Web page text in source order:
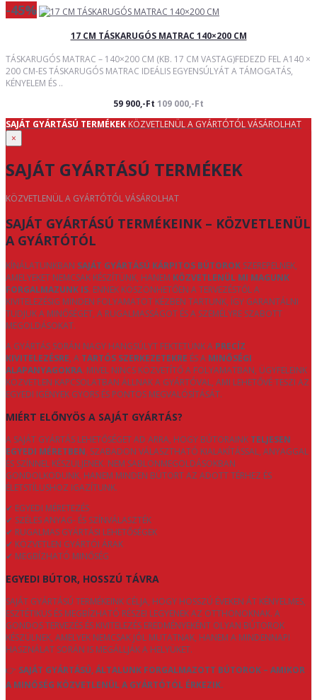
-45%
17 CM TÁSKARUGÓS MATRAC 140×200 CM
TÁSKARUGÓS MATRAC – 140×200 CM (KB. 17 CM VASTAG)FEDEZD FEL A140 ×
200 CM-ES TÁSKARUGÓS MATRAC IDEÁLIS EGYENSÚLYÁT A TÁMOGATÁS,
KÉNYELEM ÉS ..
59 900,-Ft 109 000,-Ft
SAJÁT GYÁRTÁSÚ TERMÉKEK KÖZVETLENÜL A GYÁRTÓTÓL VÁSÁROLHAT
×
SAJÁT GYÁRTÁSÚ TERMÉKEK
KÖZVETLENÜL A GYÁRTÓTÓL VÁSÁROLHAT
SAJÁT GYÁRTÁSÚ TERMÉKEINK – KÖZVETLENÜL
A GYÁRTÓTÓL
KÍNÁLATUNKBAN SAJÁT GYÁRTÁSÚ KÁRPITOS BÚTOROK SZEREPELNEK,
AMELYEKET NEMCSAK KÉSZÍTÜNK, HANEM KÖZVETLENÜL MI MAGUNK
FORGALMAZUNK IS. ENNEK KÖSZÖNHETŐEN A TERVEZÉSTŐL A
KIVITELEZÉSIG MINDEN FOLYAMATOT KÉZBEN TARTUNK, ÍGY GARANTÁLNI
TUDJUK A MINŐSÉGET, A RUGALMASSÁGOT ÉS A SZEMÉLYRE SZABOTT
MEGOLDÁSOKAT.
A GYÁRTÁS SORÁN NAGY HANGSÚLYT FEKTETÜNK A PRECÍZ
KIVITELEZÉSRE, A TARTÓS SZERKEZETEKRE ÉS A MINŐSÉGI
ALAPANYAGOKRA. MIVEL NINCS KÖZVETÍTŐ A FOLYAMATBAN, ÜGYFELEINK
KÖZVETLEN KAPCSOLATBAN ÁLLNAK A GYÁRTÓVAL, AMI LEHETŐVÉ TESZI AZ
EGYEDI IGÉNYEK GYORS ÉS PONTOS MEGVALÓSÍTÁSÁT.
MIÉRT ELŐNYÖS A SAJÁT GYÁRTÁS?
A SAJÁT GYÁRTÁS LEHETŐSÉGET AD ARRA, HOGY BÚTORAINK TELJESEN
EGYEDI MÉRETBEN, SZABADON VÁLASZTHATÓ KIALAKÍTÁSSAL, ANYAGGAL
ÉS SZÍNNEL KÉSZÜLJENEK. NEM SABLONMEGOLDÁSOKBAN
GONDOLKODUNK, HANEM MINDEN BÚTORT AZ ADOTT TÉRHEZ ÉS
ÉLETSTÍLUSHOZ IGAZÍTUNK.
✔ EGYEDI MÉRETEZÉS
✔ SZÉLES ANYAG- ÉS SZÍNVÁLASZTÉK
✔ RUGALMAS GYÁRTÁSI LEHETŐSÉGEK
✔ KÖZVETLEN GYÁRTÓI ÁRAK
✔ MEGBÍZHATÓ MINŐSÉG
EGYEDI BÚTOR, HOSSZÚ TÁVRA
SAJÁT GYÁRTÁSÚ TERMÉKEINK CÉLJA, HOGY HOSSZÚ ÉVEKEN ÁT KÉNYELMES,
ESZTÉTIKUS ÉS MEGBÍZHATÓ RÉSZEI LEGYENEK AZ OTTHONOKNAK. A
GONDOS TERVEZÉS ÉS KIVITELEZÉS EREDMÉNYEKÉNT OLYAN BÚTOROK
KÉSZÜLNEK, AMELYEK NEMCSAK JÓL MUTATNAK, HANEM A MINDENNAPI
HASZNÁLAT SORÁN IS MEGÁLLJÁK A HELYÜKET.
👉 SAJÁT GYÁRTÁSÚ, ÁLTALUNK FORGALMAZOTT BÚTOROK – AMIKOR
A MINŐSÉG KÖZVETLENÜL A GYÁRTÓTÓL ÉRKEZIK.